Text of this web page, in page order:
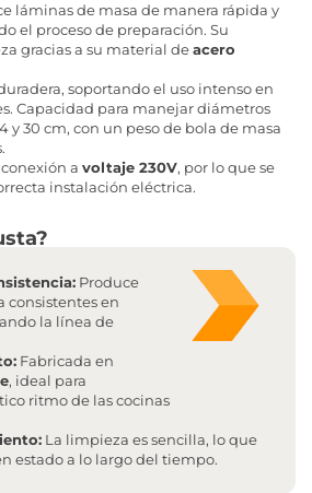
láminas de masa de manera rápida y
el proceso de preparación. Su
gracias a su material deacero
soportando el uso intenso en
Capacidad para manejar diámetros
y 30 cm, con un peso de bola de masa
a voltaje 230V, por lo que se
instalación eléctrica.
Produce
consistentes en
la línea de
Fabricada en
, ideal para
ritmo de las cocinas
La limpieza es sencilla, lo que
estado a lo largo del tiempo.